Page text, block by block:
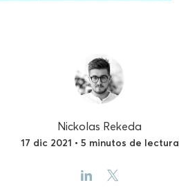
Nickolas Rekeda
17 dic 2021 • 5 minutos de lectura